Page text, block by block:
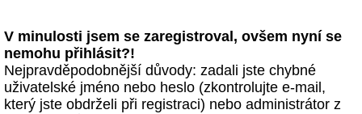
V minulosti jsem se zaregistroval, ovšem nyní se
nemohu přihlásit?!
Nejpravděpodobnější důvody: zadali jste chybné
uživatelské jméno nebo heslo (zkontrolujte e-mail,
který jste obdrželi při registraci) nebo administrátor z